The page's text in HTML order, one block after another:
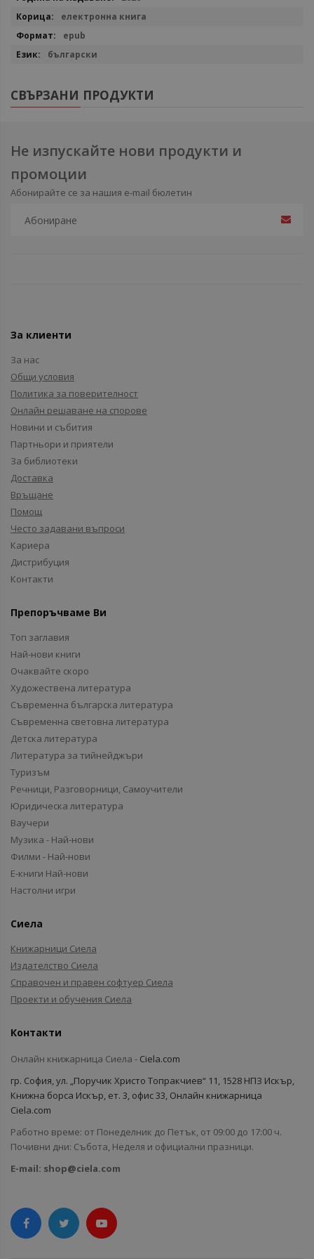
електронна книга
epub
български
СВЪРЗАНИ ПРОДУКТИ
Не изпускайте нови продукти и
промоции
Абонирайте се за нашия e-mail бюлетин
За клиенти
За нас
Общи условия
Политика за поверителност
Онлайн решаване на спорове
Новини и събития
Партньори и приятели
За библиотеки
Доставка
Връщане
Помощ
Често задавани въпроси
Кариера
Дистрибуция
Контакти
Препоръчваме Ви
Топ заглавия
Най-нови книги
Очаквайте скоро
Художествена литература
Съвременна българска литература
Съвременна световна литература
Детска литература
Литература за тийнейджъри
Туризъм
Речници, Разговорници, Самоучители
Юридическа литература
Ваучери
Музика - Най-нови
Филми - Най-нови
Е-книги Най-нови
Настолни игри
Сиела
Книжарници Сиела
Издателство Сиела
Справочен и правен софтуер Сиела
Проекти и обучения Сиела
Контакти
Онлайн книжарница Сиела - Ciela.com
гр. София, ул. „Поручик Христо Топракчиев“ 11, 1528 НПЗ Искър,
Книжна борса Искър, ет. 3, офис 33, Онлайн книжарница
Ciela.com
Работно време: от Понеделник до Петък, от 09:00 до 17:00 ч.
Почивни дни: Събота, Неделя и официални празници.
E-mail: shop@ciela.com